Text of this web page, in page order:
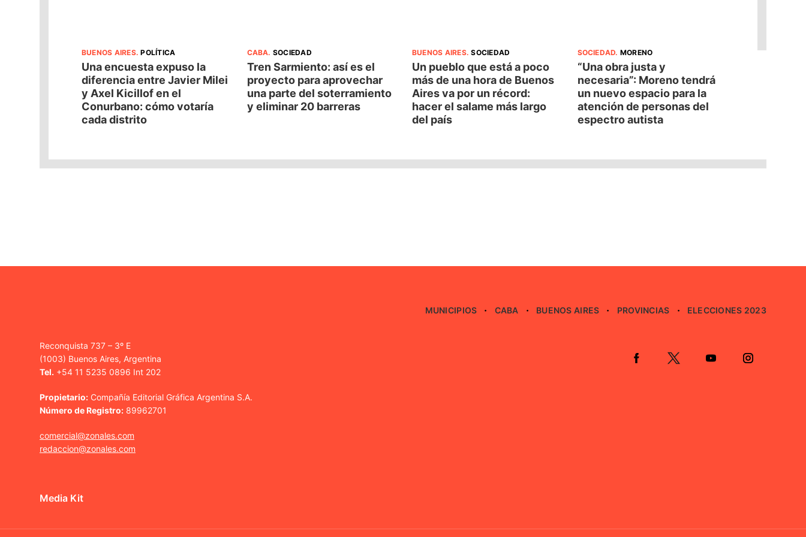
BUENOS AIRES.POLÍTICA
Una encuesta expuso la
diferencia entre Javier Milei
y Axel Kicillof en el
Conurbano: cómo votaría
cada distrito
CABA. SOCIEDAD
Tren Sarmiento: así es el
proyecto para aprovechar
una parte del soterramiento
y eliminar 20 barreras
BUENOS AIRES.SOCIEDAD
Un pueblo que está a poco
más de una hora de Buenos
Aires va por un récord:
hacer el salame más largo
del país
SOCIEDAD. MORENO
“Una obra justa y
necesaria”: Moreno tendrá
un nuevo espacio para la
atención de personas del
espectro autista
MUNICIPIOS CABA BUENOS AIRES PROVINCIAS ELECCIONES 2023
Reconquista 737 – 3º E
(1003) Buenos Aires, Argentina
Tel. +54 11 5235 0896 Int 202
Propietario: Compañía Editorial Gráfica Argentina S.A.
Número de Registro: 89962701
comercial@zonales.com
redaccion@zonales.com
Media Kit